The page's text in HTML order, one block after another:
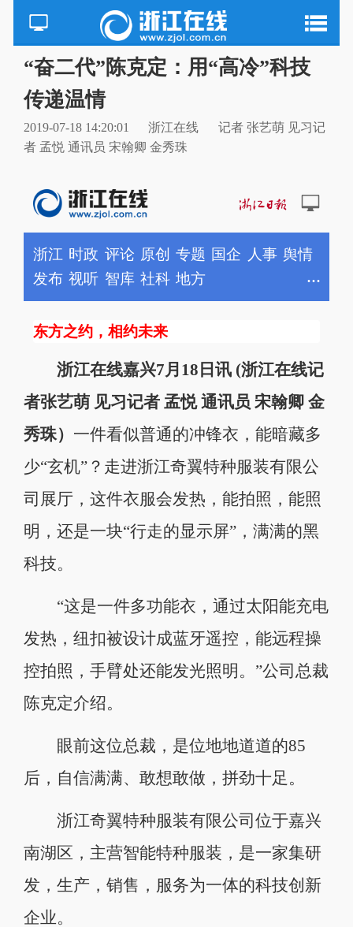
“奋二代”陈克定：用“高冷”科技
传递温情
2019-07-18 14:20:01 浙江在线
记者 张艺萌 见习记
者 孟悦 通讯员 宋翰卿 金秀珠
浙江在线嘉兴7月18日讯 (浙江在线记
者张艺萌 见习记者 孟悦 通讯员 宋翰卿 金
秀珠） 一件看似普通的冲锋衣，能暗藏多
少“玄机”？走进浙江奇翼特种服装有限公
司展厅，这件衣服会发热，能拍照，能照
明，还是一块“行走的显示屏”，满满的黑
科技。
“这是一件多功能衣，通过太阳能充电
发热，纽扣被设计成蓝牙遥控，能远程操
控拍照，手臂处还能发光照明。”公司总裁
陈克定介绍。
眼前这位总裁，是位地地道道的85
后，自信满满、敢想敢做，拼劲十足。
浙江奇翼特种服装有限公司位于嘉兴
南湖区，主营智能特种服装，是一家集研
发，生产，销售，服务为一体的科技创新
企业。